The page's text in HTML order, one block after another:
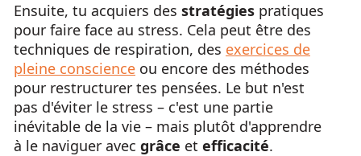
Ensuite, tu acquiers des stratégies pratiques
pour faire face au stress. Cela peut être des
techniques de respiration, des exercices de
pleine conscience ou encore des méthodes
pour restructurer tes pensées. Le but n'est
pas d'éviter le stress – c'est une partie
inévitable de la vie – mais plutôt d'apprendre
à le naviguer avec grâce et efficacité.